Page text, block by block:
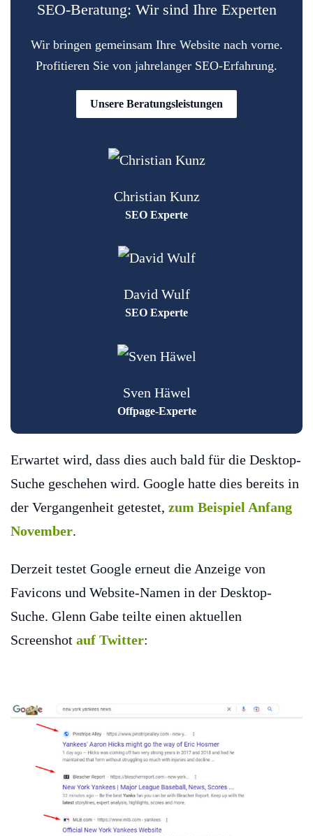
SEO-Beratung: Wir sind Ihre Experten
Wir bringen gemeinsam Ihre Website nach vorne.
Profitieren Sie von jahrelanger SEO-Erfahrung.
Unsere Beratungsleistungen
Christian Kunz
SEO Experte
David Wulf
SEO Experte
Sven Häwel
Offpage-Experte
Erwartet wird, dass dies auch bald für die Desktop-
Suche geschehen wird. Google hatte dies bereits in
der Vergangenheit getestet, zum Beispiel Anfang
November.
Derzeit testet Google erneut die Anzeige von
Favicons und Website-Namen in der Desktop-
Suche. Glenn Gabe teilte einen aktuellen
Screenshot auf Twitter: